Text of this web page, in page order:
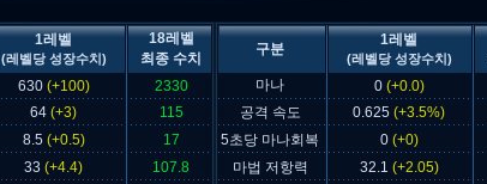
1레벨
(레벨당 성장수치)
18레벨
최종 수치
구분
1레벨
(레벨당 성장수치)
630 (+100) 2330 마나 0 (+0.0)
64 (+3) 115 공격 속도 0.625 (+3.5%)
8.5 (+0.5) 17 5초당 마나회복 0 (+0)
33 (+4.4) 107.8 마법 저항력 32.1 (+2.05)